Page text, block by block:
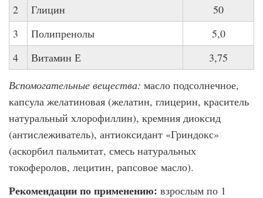
2 Глицин
50
3
Полипренолы
5,0
4
Витамин Е
3,75
Вспомогательные вещества: масло подсолнечное,
капсула желатиновая (желатин, глицерин, краситель
натуральный хлорофиллин), кремния диоксид
(антислеживатель), антиоксидант «Гриндокс»
(аскорбил пальмитат, смесь натуральных
токоферолов, лецитин, рапсовое масло).
Рекомендации по применению: взрослым по 1